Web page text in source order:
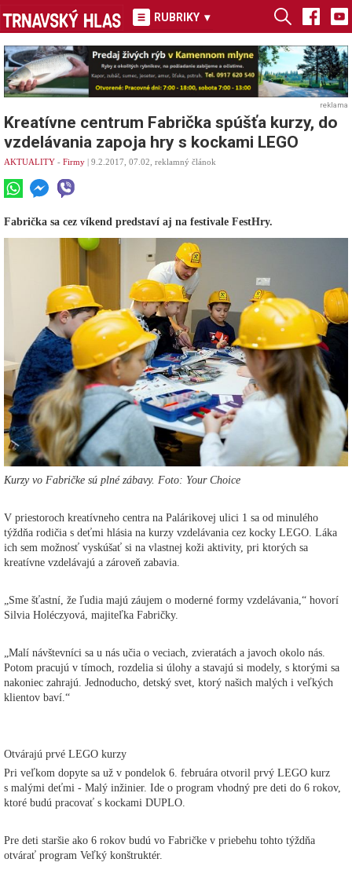
RUBRIKY ▾
reklama
Kreatívne centrum Fabrička spúšťa kurzy, do
vzdelávania zapoja hry s kockami LEGO
AKTUALITY - Firmy | 9.2.2017, 07.02, reklamný článok
Fabrička sa cez víkend predstaví aj na festivale FestHry.
Kurzy vo Fabričke sú plné zábavy. Foto: Your Choice
V priestoroch kreatívneho centra na Palárikovej ulici 1 sa od minulého
týždňa rodičia s deťmi hlásia na kurzy vzdelávania cez kocky LEGO. Láka
ich sem možnosť vyskúšať si na vlastnej koži aktivity, pri ktorých sa
kreatívne vzdelávajú a zároveň zabavia.
„Sme šťastní, že ľudia majú záujem o moderné formy vzdelávania,“ hovorí
Silvia Holéczyová, majiteľka Fabričky.
„Malí návštevníci sa u nás učia o veciach, zvieratách a javoch okolo nás.
Potom pracujú v tímoch, rozdelia si úlohy a stavajú si modely, s ktorými sa
nakoniec zahrajú. Jednoducho, detský svet, ktorý našich malých i veľkých
klientov baví.“
Otvárajú prvé LEGO kurzy
Pri veľkom dopyte sa už v pondelok 6. februára otvoril prvý LEGO kurz
s malými deťmi - Malý inžinier. Ide o program vhodný pre deti do 6 rokov,
ktoré budú pracovať s kockami DUPLO.
Pre deti staršie ako 6 rokov budú vo Fabričke v priebehu tohto týždňa
otvárať program Veľký konštruktér.